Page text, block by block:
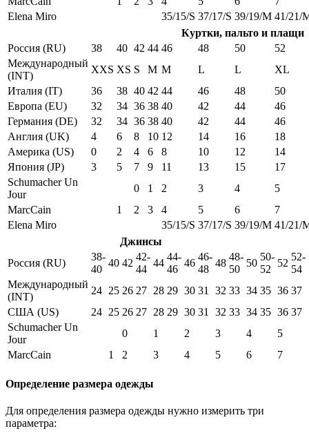
Elena Miro
35/15/S 37/17/S 39/19/M 41/21/
Куртки, пальто и плащи
Россия (RU)
38 40 42 44 46 48 50
52
Международный
(INT)
XXS XS S M M L L
XL
Италия (IT)
36 38 40 42 44 46 48
50
Европа (EU)
32 34 36 38 40 42 44
46
Германия (DE)
32 34 36 38 40 42 44
46
Англия (UK)
4 6 8 10 12 14 16
18
Америка (US)
0 2 4 6 8 10 12
14
Япония (JP)
3 5 7 9 11 13 15
17
Schumacher Un
Jour
0 1 2 3 4
5
MarcCain
1 2 3 4 5 6
7
Elena Miro
35/15/S 37/17/S 39/19/M 41/21/
Джинсы
Россия (RU)
38-
40
40 42
42-
44
44
44-
46
46
46-
48
48
48-
50
50
50-
52
52
52-
54
Международный
(INT)
24 25 26 27 28 29 30 31 32 33 34 35 36 37
США (US)
24 25 26 27 28 29 30 31 32 33 34 35 36 37
Schumacher Un
Jour
0 1 2 3 4
5
MarcCain
1 2 3 4 5 6 7
Определение размера одежды
Для определения размера одежды нужно измерить три
параметра: